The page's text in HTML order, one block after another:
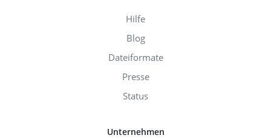
Hilfe
Blog
Dateiformate
Presse
Status
Unternehmen